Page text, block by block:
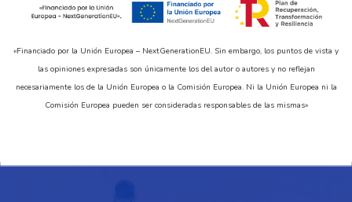
«Financiado por la Unión Europea – NextGenerationEU. Sin embargo, los puntos de vista y
las opiniones expresadas son únicamente los del autor o autores y no reflejan
necesariamente los de la Unión Europea o la Comisión Europea. Ni la Unión Europea ni la
Comisión Europea pueden ser consideradas responsables de las mismas»